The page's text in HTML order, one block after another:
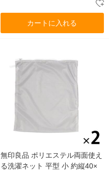
カートに入れる
無印良品 ポリエステル両面使え
る洗濯ネット 平型 小 約縦40×